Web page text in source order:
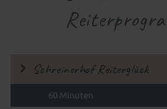
Schreinerhof Reiterglück
60 Minuten